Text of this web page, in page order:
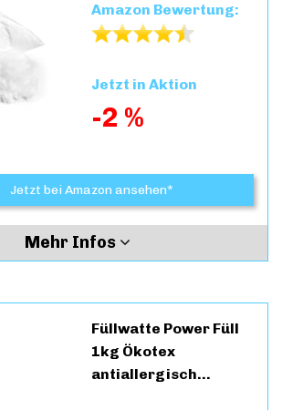
Amazon Bewertung:
Jetzt in Aktion
-2 %
Jetzt bei Amazon ansehen*
Mehr Infos
Füllwatte Power Füll
1kg Ökotex
antiallergisch…